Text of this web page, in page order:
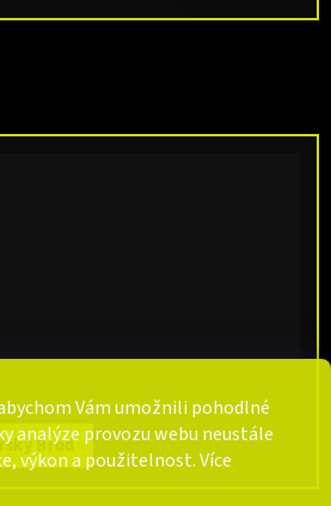
Vám umožnili pohodlné
analýze provozu webu neustále
výkon a použitelnost. Více
Brod